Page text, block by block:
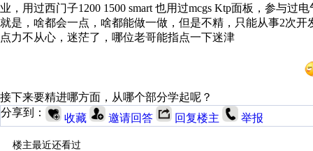
业，用过西门子1200 1500 smart 也用过mcgs Ktp面板，参与
就是，啥都会一点，啥都能做一做，但是不精，只能从事2次
点力不从心，迷茫了，哪位老哥能指点一下迷津
接下来要精进哪方面，从哪个部分学起呢？
分享到：
收藏 邀请回答 回复楼主 举报
楼主最近还看过